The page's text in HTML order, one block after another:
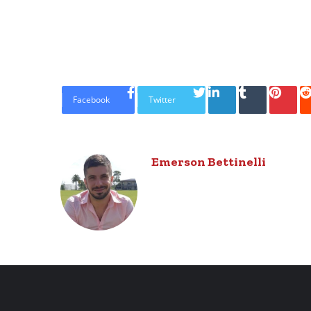
Facebook Twitter LinkedIn
Tumblr
Emerson Bettinelli